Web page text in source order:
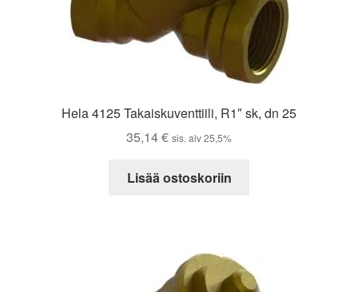
Hela 4125 Takaiskuventtiili, R1″ sk, dn 25
35,14€ sis. alv 25,5%
Lisää ostoskoriin